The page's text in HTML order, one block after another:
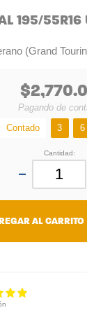
195/55R16
(Grand
Pagando de
Contado
3 6
Cantidad:
AL CARRITO